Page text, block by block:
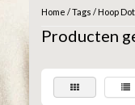
Home /Tags / Hoop Dot
Producten